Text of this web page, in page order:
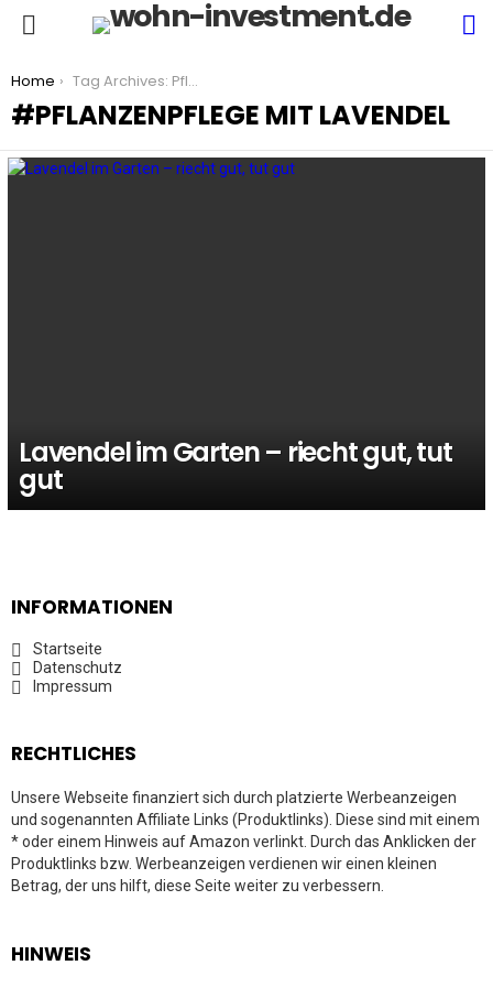
You are here:
Home Tag Archives: Pflanzenpflege mit Lavendel
PFLANZENPFLEGE MIT LAVENDEL
Lavendel im Garten – riecht gut, tut
gut
INFORMATIONEN
Startseite
Datenschutz
Impressum
RECHTLICHES
Unsere Webseite finanziert sich durch platzierte Werbeanzeigen
und sogenannten Affiliate Links (Produktlinks). Diese sind mit einem
* oder einem Hinweis auf Amazon verlinkt. Durch das Anklicken der
Produktlinks bzw. Werbeanzeigen verdienen wir einen kleinen
Betrag, der uns hilft, diese Seite weiter zu verbessern.
HINWEIS